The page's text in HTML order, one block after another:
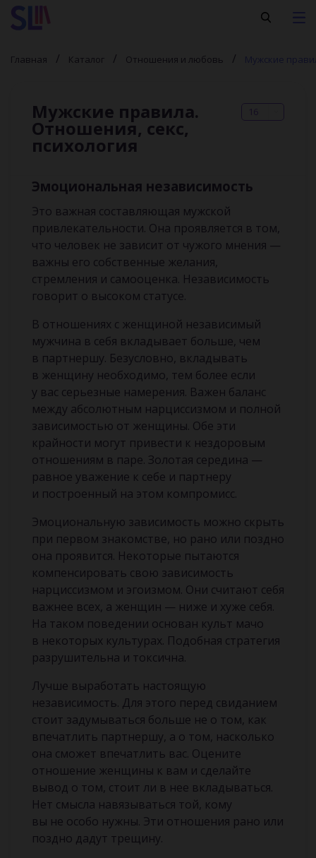
Главная Каталог Отношения и любовь
Мужские правила.
Отношения, секс,
психология
16
Эмоциональная независимость
Это важная составляющая мужской
привлекательности. Она проявляется в том,
что человек не зависит от чужого мнения —
важны его собственные желания,
стремления и самооценка. Независимость
говорит о высоком статусе.
В отношениях с женщиной независимый
мужчина в себя вкладывает больше, чем
в партнершу. Безусловно, вкладывать
в женщину необходимо, тем более если
у вас серьезные намерения. Важен баланс
между абсолютным нарциссизмом и полной
зависимостью от женщины. Обе эти
крайности могут привести к нездоровым
отношениям в паре. Золотая середина —
равное уважение к себе и партнеру
и построенный на этом компромисс.
Эмоциональную зависимость можно скрыть
при первом знакомстве, но рано или поздно
она проявится. Некоторые пытаются
компенсировать свою зависимость
нарциссизмом и эгоизмом. Они считают себя
важнее всех, а женщин — ниже и хуже себя.
На таком поведении основан культ мачо
в некоторых культурах. Подобная стратегия
разрушительна и токсична.
Лучше выработать настоящую
независимость. Для этого перед свиданием
стоит задумываться больше не о том, как
впечатлить партнершу, а о том, насколько
она сможет впечатлить вас. Оцените
отношение женщины к вам и сделайте
вывод о том, стоит ли в нее вкладываться.
Нет смысла навязываться той, кому
вы не особо нужны. Эти отношения рано или
поздно дадут трещину.